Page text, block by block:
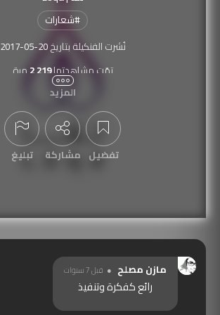
#شعارات
نُشرت الفنكيلة بتاريخ2017-05-20
تمّت مشاهدتها2,219 مرة
المزيد
تفضيل مشاركة تبليغ
عرض التعليقات
مازن مصلح قبل 7 سنوات
رائع كفكرة وتنفيذ